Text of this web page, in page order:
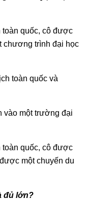
toàn quốc, cô được
chương trình đại học
toàn quốc và
vào một trường đại
toàn quốc, cô được
một chuyến du
đủ lớn?